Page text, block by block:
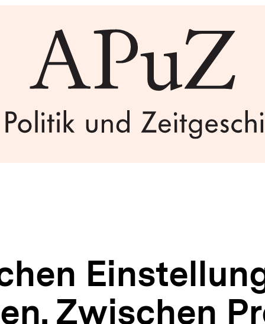
Zwischen